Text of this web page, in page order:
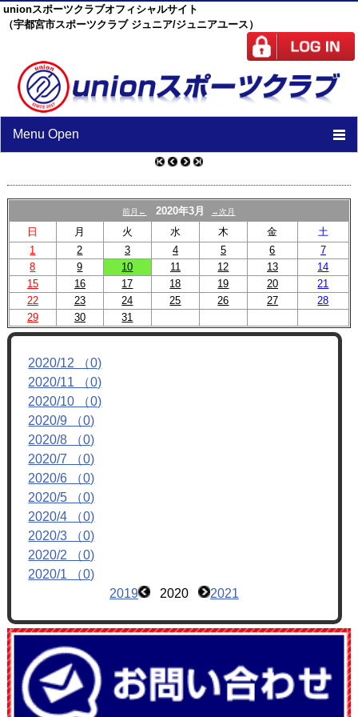
unionスポーツクラブオフィシャルサイト
（宇都宮市スポーツクラブ ジュニア/ジュニアユース）
Menu Open
TOP
ニュース
スケジュール
スタッフ
施設紹介
チーム紹介
前月← 2020年3月 →次月
日 月 火 水 木 金
土
1
2 3 4 5 6
7
8
9 10 11 12 13
14
15
16 17 18 19 20
21
22
23 24 25 26 27
28
29
30 31
2020/12 （0)
2020/11 （0)
2020/10 （0)
2020/9 （0)
2020/8 （0)
2020/7 （0)
2020/6 （0)
2020/5 （0)
2020/4 （0)
2020/3 （0)
2020/2 （0)
2020/1 （0)
2019
2020 2021